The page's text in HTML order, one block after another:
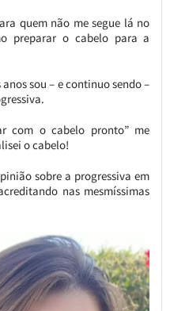
quem não me segue lá no
preparar o cabelo para a
sou – e continuo sendo –
com o cabelo pronto” me
o cabelo!
sobre a progressiva em
nas mesmíssimas